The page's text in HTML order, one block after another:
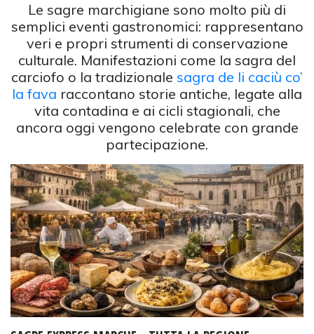
Le sagre marchigiane sono molto più di
semplici eventi gastronomici: rappresentano
veri e propri strumenti di conservazione
culturale. Manifestazioni come la sagra del
carciofo o la tradizionale sagra de li caciù co’
la fava raccontano storie antiche, legate alla
vita contadina e ai cicli stagionali, che
ancora oggi vengono celebrate con grande
partecipazione.